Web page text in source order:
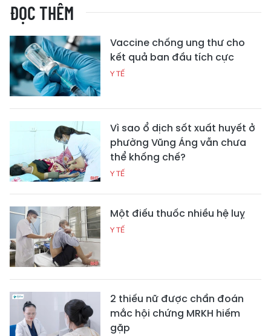
ĐỌC THÊM
Vaccine chống ung thư cho
kết quả ban đầu tích cực
Y TẾ
Vì sao ổ dịch sốt xuất huyết ở
phường Vũng Áng vẫn chưa
thể khống chế?
Y TẾ
Một điếu thuốc nhiều hệ luỵ
Y TẾ
2 thiếu nữ được chẩn đoán
mắc hội chứng MRKH hiếm
gặp